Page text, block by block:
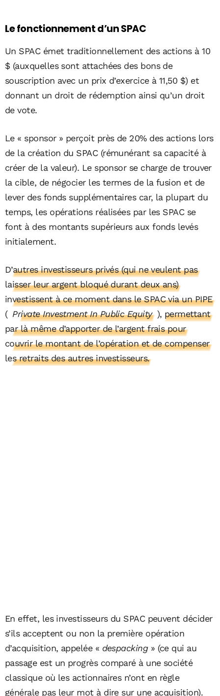
Le fonctionnement d’un SPAC
Un SPAC émet traditionnellement des actions à 10
$ (auxquelles sont attachées des bons de
souscription avec un prix d’exercice à 11,50 $) et
donnant un droit de rédemption ainsi qu’un droit
de vote.
Le « sponsor » perçoit près de 20% des actions lors
de la création du SPAC (rémunérant sa capacité à
créer de la valeur). Le sponsor se charge de trouver
la cible, de négocier les termes de la fusion et de
lever des fonds supplémentaires car, la plupart du
temps, les opérations réalisées par les SPAC se
font à des montants supérieurs aux fonds levés
initialement.
D’autres investisseurs privés (qui ne veulent pas
laisser leur argent bloqué durant deux ans)
investissent à ce moment dans le SPAC via un PIPE
( Private Investment In Public Equity ), permettant
par là même d’apporter de l’argent frais pour
couvrir le montant de l’opération et de compenser
les retraits des autres investisseurs.
En effet, les investisseurs du SPAC peuvent décider
s’ils acceptent ou non la première opération
d’acquisition, appelée « despacking» (ce qui au
passage est un progrès comparé à une société
classique où les actionnaires n’ont en règle
générale pas leur mot à dire sur une acquisition).